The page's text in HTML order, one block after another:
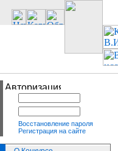
Восстановление пароля
Регистрация на сайте